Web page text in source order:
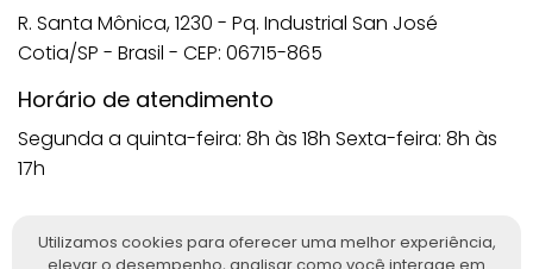
R. Santa Mônica, 1230 - Pq. Industrial San José
Cotia/SP - Brasil - CEP: 06715-865
Horário de atendimento
Segunda a quinta-feira: 8h às 18h Sexta-feira: 8h às
17h
Utilizamos cookies para oferecer uma melhor experiência,